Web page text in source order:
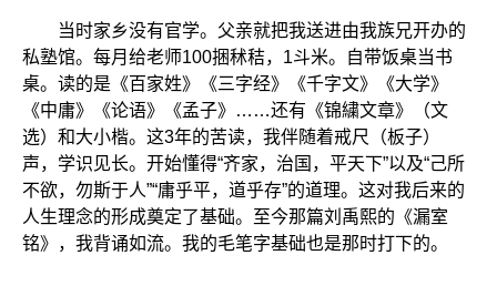
当时家乡没有官学。父亲就把我送进由我族兄开办的
私塾馆。每月给老师100捆秫秸，1斗米。自带饭桌当书
桌。读的是《百家姓》《三字经》《千字文》《大学》
《中庸》《论语》《孟子》……还有《锦繍文章》（文
选）和大小楷。这3年的苦读，我伴随着戒尺（板子）
声，学识见长。开始懂得“齐家，治国，平天下”以及“己所
不欲，勿斯于人”“庸乎平，道乎存”的道理。这对我后来的
人生理念的形成奠定了基础。至今那篇刘禹熙的《漏室
铭》，我背诵如流。我的毛笔字基础也是那时打下的。